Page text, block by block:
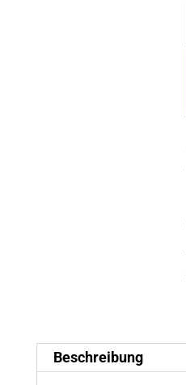
Beschreibung